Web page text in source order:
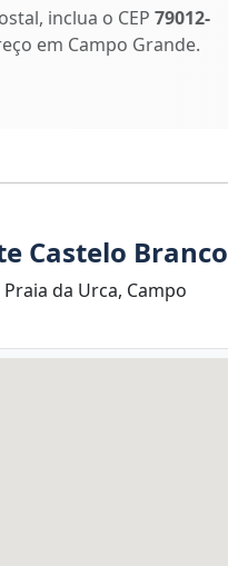
inclua o CEP 79012-
em Campo Grande.
Castelo Branco
da Urca, Campo